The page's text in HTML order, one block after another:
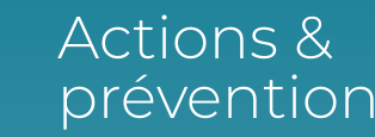
Actions &
prévention